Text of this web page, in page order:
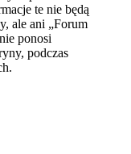
te nie będą
ale ani „Forum
ponosi
podczas